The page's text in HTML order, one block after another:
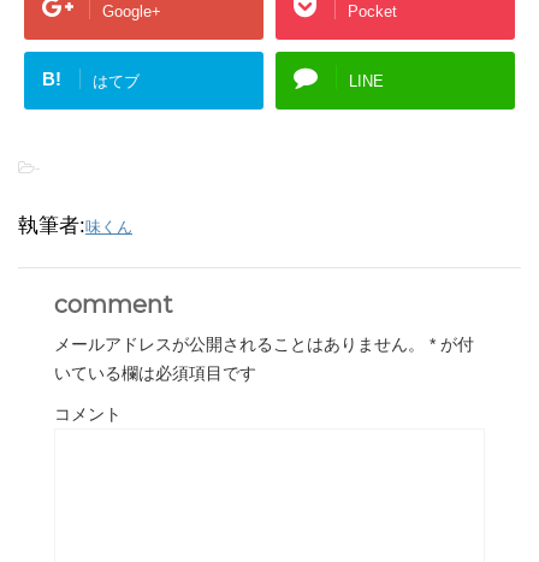
Google+ Pocket
B! はてブ LINE
-
執筆者:味くん
comment
メールアドレスが公開されることはありません。 * が付
いている欄は必須項目です
コメント